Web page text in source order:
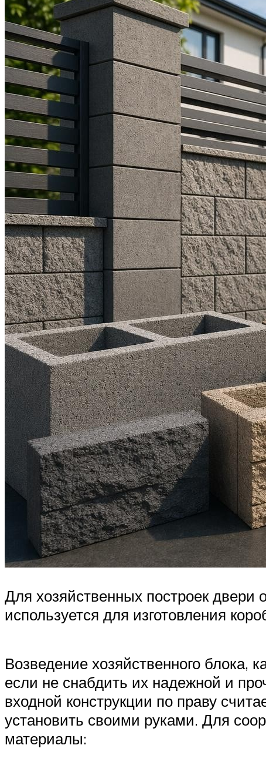
Для хозяйственных построек
используется для изготовления
Возведение хозяйственного блока,
если не снабдить их надежной и
входной конструкции по праву
установить своими руками. Для
материалы: